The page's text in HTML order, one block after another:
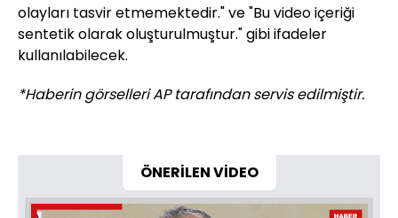
olayları tasvir etmemektedir." ve "Bu video içeriği
sentetik olarak oluşturulmuştur." gibi ifadeler
kullanılabilecek.
*Haberin görselleri AP tarafından servis edilmiştir.
ÖNERİLEN VİDEO